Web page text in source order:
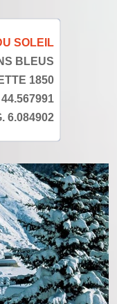
SOLEIL
BLEUS
1850
44.567991
6.084902